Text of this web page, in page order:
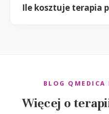
Ile kosztuje terapia
BLOG QMEDICA
Więcej o